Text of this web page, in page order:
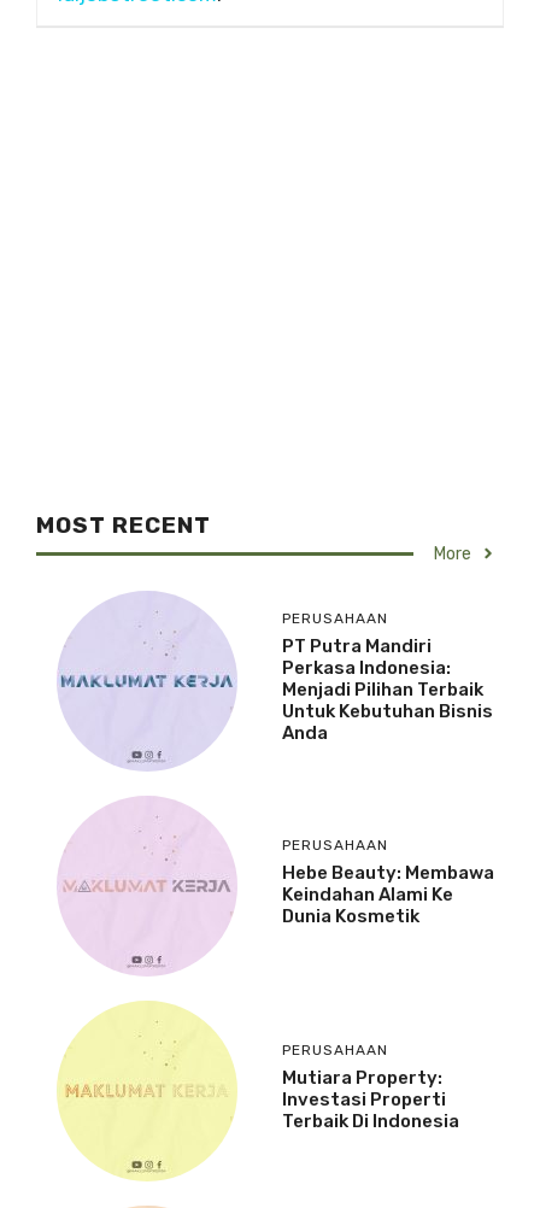
MOST RECENT
More
PERUSAHAAN
PT Putra Mandiri
Perkasa Indonesia:
Menjadi Pilihan Terbaik
Untuk Kebutuhan Bisnis
Anda
PERUSAHAAN
Hebe Beauty: Membawa
Keindahan Alami Ke
Dunia Kosmetik
PERUSAHAAN
Mutiara Property:
Investasi Properti
Terbaik Di Indonesia